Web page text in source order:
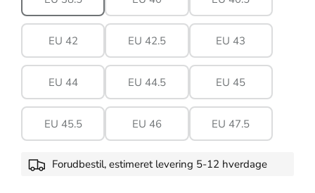
EU 42 EU 42.5 EU 43
EU 44 EU 44.5 EU 45
EU 45.5 EU 46 EU 47.5
Forudbestil, estimeret levering 5-12 hverdage